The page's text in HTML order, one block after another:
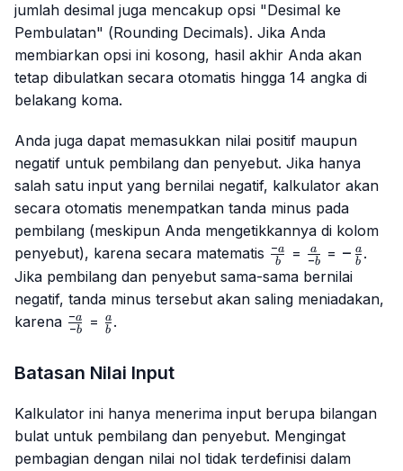
jumlah desimal juga mencakup opsi "Desimal ke
Pembulatan" (Rounding Decimals). Jika Anda
membiarkan opsi ini kosong, hasil akhir Anda akan
tetap dibulatkan secara otomatis hingga 14 angka di
belakang koma.
Anda juga dapat memasukkan nilai positif maupun
negatif untuk pembilang dan penyebut. Jika hanya
salah satu input yang bernilai negatif, kalkulator akan
secara otomatis menempatkan tanda minus pada
pembilang (meskipun Anda mengetikkannya di kolom
penyebut), karena secara matematis \frac{-
a}{b}
b
−a = \frac{a}
{-b}
−b
a = -
{b}
− b
a .
Jika pembilang dan penyebut sama-sama bernilai
negatif, tanda minus tersebut akan saling meniadakan,
karena \frac{-
a}{-b}
−b
−a = \frac{a}
{b}
b
a .
Batasan Nilai Input
Kalkulator ini hanya menerima input berupa bilangan
bulat untuk pembilang dan penyebut. Mengingat
pembagian dengan nilai nol tidak terdefinisi dalam